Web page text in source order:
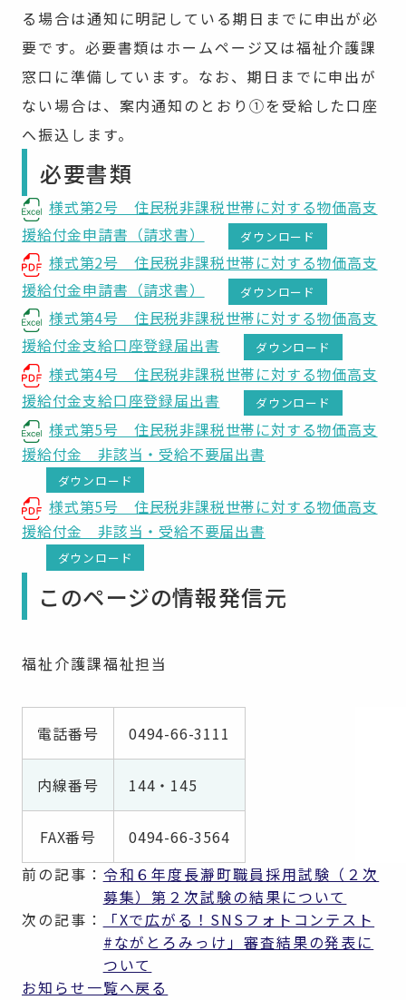
る場合は通知に明記している期日までに申出が必
要です。必要書類はホームページ又は福祉介護課
窓口に準備しています。なお、期日までに申出が
ない場合は、案内通知のとおり①を受給した口座
へ振込します。
必要書類
様式第2号 住民税非課税世帯に対する物価高支
援給付金申請書（請求書）
ダウンロード
様式第2号 住民税非課税世帯に対する物価高支
援給付金申請書（請求書）
ダウンロード
様式第4号 住民税非課税世帯に対する物価高支
援給付金支給口座登録届出書
ダウンロード
様式第4号 住民税非課税世帯に対する物価高支
援給付金支給口座登録届出書
ダウンロード
様式第5号 住民税非課税世帯に対する物価高支
援給付金 非該当・受給不要届出書
ダウンロード
様式第5号 住民税非課税世帯に対する物価高支
援給付金 非該当・受給不要届出書
ダウンロード
このページの情報発信元
福祉介護課福祉担当
電話番号 0494-66-3111
内線番号 144・145
FAX番号
0494-66-3564
前の記事： 令和６年度長瀞町職員採用試験（２次
募集）第２次試験の結果について
次の記事：
「Xで広がる！SNSフォトコンテスト
#ながとろみっけ」審査結果の発表に
ついて
お知らせ一覧へ戻る